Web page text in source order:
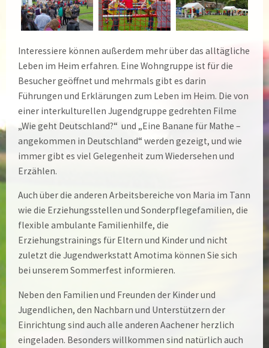
Interessiere können außerdem mehr über das alltägliche
Leben im Heim erfahren. Eine Wohngruppe ist für die
Besucher geöffnet und mehrmals gibt es darin
Führungen und Erklärungen zum Leben im Heim. Die von
einer interkulturellen Jugendgruppe gedrehten Filme
„Wie geht Deutschland?“ und „Eine Banane für Mathe –
angekommen in Deutschland“ werden gezeigt, und wie
immer gibt es viel Gelegenheit zum Wiedersehen und
Erzählen.
Auch über die anderen Arbeitsbereiche von Maria im Tann
wie die Erziehungsstellen und Sonderpflegefamilien, die
flexible ambulante Familienhilfe, die
Erziehungstrainings für Eltern und Kinder und nicht
zuletzt die Jugendwerkstatt Amotima können Sie sich
bei unserem Sommerfest informieren.
Neben den Familien und Freunden der Kinder und
Jugendlichen, den Nachbarn und Unterstützern der
Einrichtung sind auch alle anderen Aachener herzlich
eingeladen. Besonders willkommen sind natürlich auch